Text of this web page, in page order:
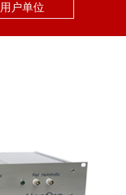
用户单位